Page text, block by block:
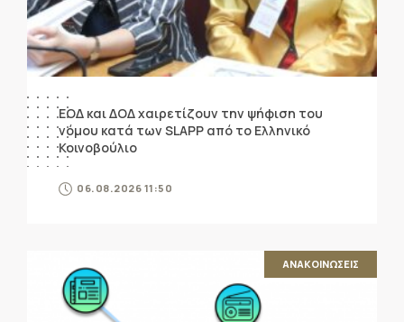
ΕΟΔ και ΔΟΔ χαιρετίζουν την ψήφιση του
νόμου κατά των SLAPP από το Ελληνικό
Κοινοβούλιο
06.08.2026 11:50
ΑΝΑΚΟΙΝΩΣΕΙΣ